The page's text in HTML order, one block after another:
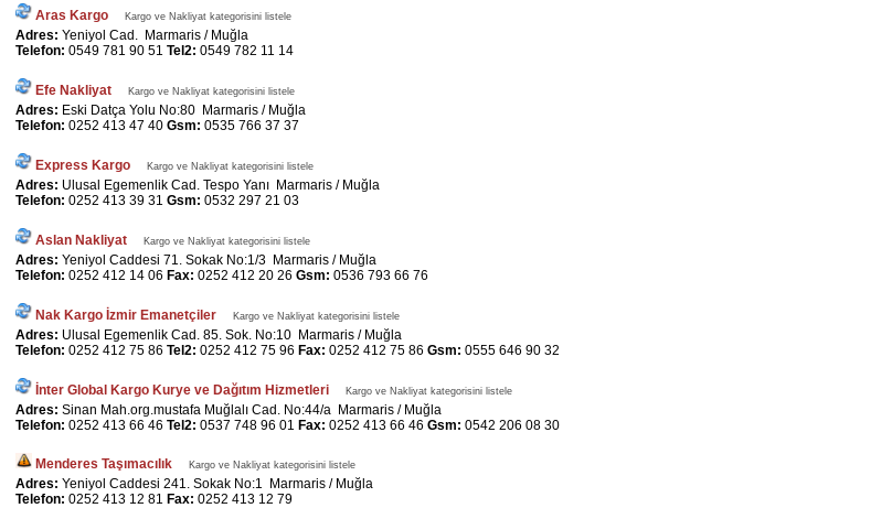
Aras Kargo Kargo ve Nakliyat kategorisini listele
Adres: Yeniyol Cad. Marmaris / Muğla
Telefon: 0549 781 90 51 Tel2: 0549 782 11 14
Efe Nakliyat Kargo ve Nakliyat kategorisini listele
Adres: Eski Datça Yolu No:80 Marmaris / Muğla
Telefon: 0252 413 47 40 Gsm: 0535 766 37 37
Express Kargo Kargo ve Nakliyat kategorisini listele
Adres: Ulusal Egemenlik Cad. Tespo Yanı Marmaris / Muğla
Telefon: 0252 413 39 31 Gsm: 0532 297 21 03
Aslan Nakliyat Kargo ve Nakliyat kategorisini listele
Adres: Yeniyol Caddesi 71. Sokak No:1/3 Marmaris / Muğla
Telefon: 0252 412 14 06 Fax: 0252 412 20 26 Gsm: 0536 793 66 76
Nak Kargo İzmir Emanetçiler Kargo ve Nakliyat kategorisini listele
Adres: Ulusal Egemenlik Cad. 85. Sok. No:10 Marmaris / Muğla
Telefon: 0252 412 75 86 Tel2: 0252 412 75 96 Fax: 0252 412 75 86 Gsm: 0555 646 90 32
İnter Global Kargo Kurye ve Dağıtım Hizmetleri Kargo ve Nakliyat kategorisini listele
Adres: Sinan Mah.org.mustafa Muğlalı Cad. No:44/a Marmaris / Muğla
Telefon: 0252 413 66 46 Tel2: 0537 748 96 01 Fax: 0252 413 66 46 Gsm: 0542 206 08 30
Menderes Taşımacılık Kargo ve Nakliyat kategorisini listele
Adres: Yeniyol Caddesi 241. Sokak No:1 Marmaris / Muğla
Telefon: 0252 413 12 81 Fax: 0252 413 12 79